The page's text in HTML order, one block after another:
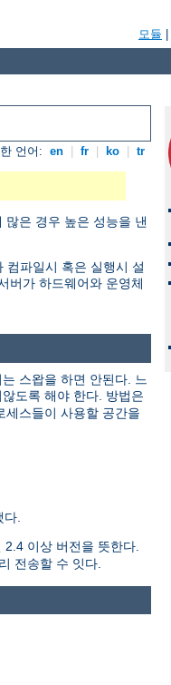
모듈
언어: en fr ko tr
은 경우 높은 성능을 낸
컴파일시 혹은 실행시 설
버가 하드웨어와 운영체
스왑을 하면 안된다. 느
도록 해야 한다. 방법은
세스들이 사용할 공간을
.
이상 버전을 뜻한다.
전송할 수 잇다.